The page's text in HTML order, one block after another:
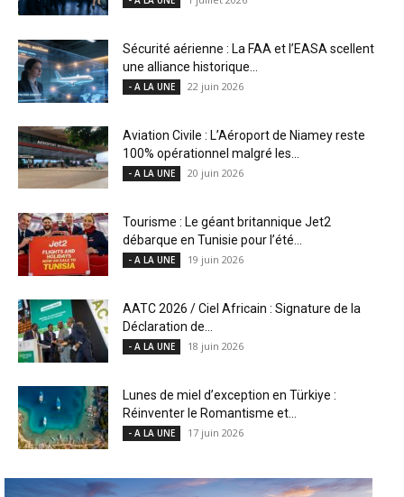
Sécurité aérienne : La FAA et l’EASA scellent
une alliance historique...
- A LA UNE 22 juin 2026
Aviation Civile : L’Aéroport de Niamey reste
100% opérationnel malgré les...
- A LA UNE 20 juin 2026
Tourisme : Le géant britannique Jet2
débarque en Tunisie pour l’été...
- A LA UNE 19 juin 2026
AATC 2026 / Ciel Africain : Signature de la
Déclaration de...
- A LA UNE 18 juin 2026
Lunes de miel d’exception en Türkiye :
Réinventer le Romantisme et...
- A LA UNE 17 juin 2026